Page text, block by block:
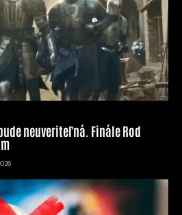
neuveriteľná. Finále Rod